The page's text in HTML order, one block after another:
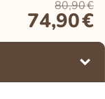
80,90€
74,90€